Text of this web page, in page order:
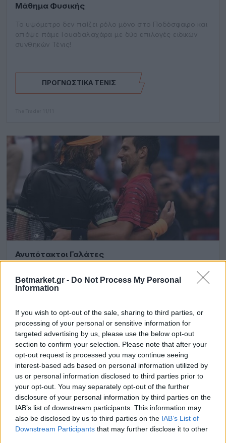
Betmarket.gr - Do Not Process My Personal
Information
If you wish to opt-out of the sale, sharing to third parties, or
processing of your personal or sensitive information for
targeted advertising by us, please use the below opt-out
section to confirm your selection. Please note that after your
opt-out request is processed you may continue seeing
interest-based ads based on personal information utilized by
us or personal information disclosed to third parties prior to
your opt-out. You may separately opt-out of the further
disclosure of your personal information by third parties on the
IAB’s list of downstream participants. This information may
also be disclosed by us to third parties on the IAB’s List of
Downstream Participants that may further disclose it to other
Μάθημα Φυσικής
Το υψόμετρο δεν παίζει ρόλο μόνο στο Ποδόσφαιρο και
απόψε πάμε Γουαδαλαχάρα με δύο επιλογές ειδικών
συνθηκών Τένις!
ΠΡΟΓΝΩΣΤΙΚΆ ΤΈΝΙΣ
Ανυπότακτοι Γαλάτες
Μέρα των φαβορί (με εξαίρεση τον Μονφίς;) σήμερα στο
Παρίσι, αλλά και ευκαιρία να υπογραμμίσουμε ότι το
“fair play” είναι…
ΠΡΟΓΝΩΣΤΙΚΆ ΤΈΝΙΣ
The Trader 04/11